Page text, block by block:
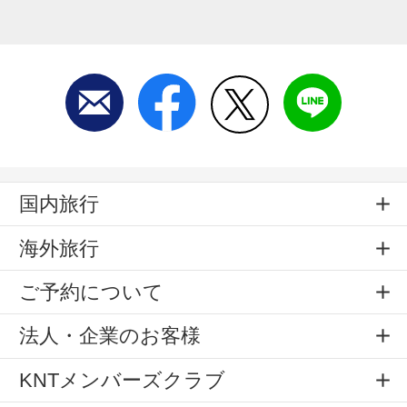
国内旅行
海外旅行
ご予約について
法人・企業のお客様
KNTメンバーズクラブ